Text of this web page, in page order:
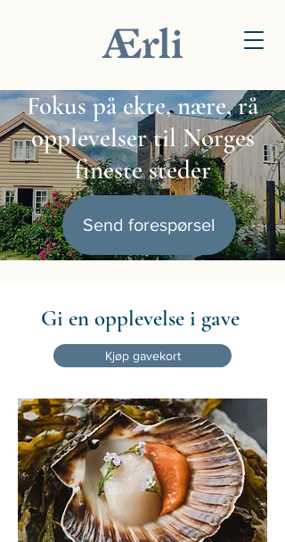
Fokus på ekte, nære, rå
opplevelser til Norges
fineste steder
Send forespørsel
Gi en opplevelse i gave
Kjøp gavekort